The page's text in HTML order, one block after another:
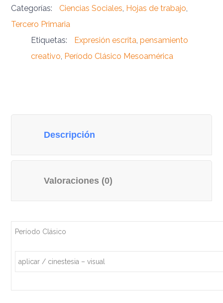
Categorías: Ciencias Sociales Hojas de trabajo
Tercero Primaria
Etiquetas:
Expresión escrita ,pensamiento
creativo Período Clásico Mesoamérica
Descripción
Valoraciones (0)
Período Clásico
aplicar / cinestesia – visual